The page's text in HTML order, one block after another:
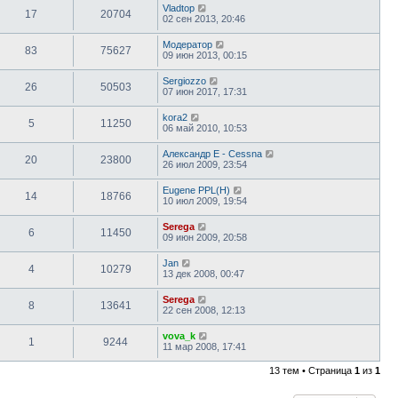
17 20704
Vladtop
02 сен 2013, 20:46
83 75627
Модератор
09 июн 2013, 00:15
26 50503
Sergiozzo
07 июн 2017, 17:31
5 11250
kora2
06 май 2010, 10:53
20 23800
Александр E - Cessna
26 июл 2009, 23:54
14 18766
Eugene PPL(H)
10 июл 2009, 19:54
6 11450
Serega
09 июн 2009, 20:58
4 10279
Jan
13 дек 2008, 00:47
8 13641
Serega
22 сен 2008, 12:13
1 9244
vova_k
11 мар 2008, 17:41
13 тем • Страница 1 из 1